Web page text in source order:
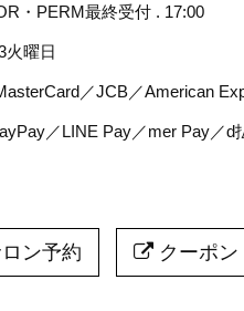
・PERM最終受付 . 17:00
火曜日
／JCB／American
／LINE Pay／mer Pay／d
ン予約 クーポン